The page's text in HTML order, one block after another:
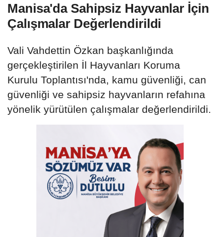
Manisa'da Sahipsiz Hayvanlar İçin
Çalışmalar Değerlendirildi
Vali Vahdettin Özkan başkanlığında
gerçekleştirilen İl Hayvanları Koruma
Kurulu Toplantısı'nda, kamu güvenliği, can
güvenliği ve sahipsiz hayvanların refahına
yönelik yürütülen çalışmalar değerlendirildi.